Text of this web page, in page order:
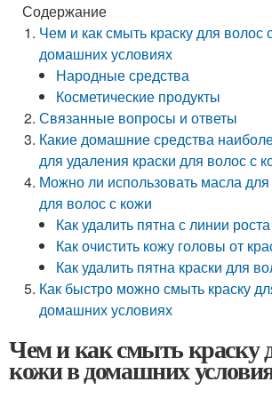
Содержание
Чем и как смыть краску для волос
домашних условиях
Народные средства
Косметические продукты
Связанные вопросы и ответы
Какие домашние средства
для удаления краски для волос с
Можно ли использовать масла для
для волос с кожи
Как удалить пятна с линии
Как очистить кожу головы от
Как удалить пятна краски для
Как быстро можно смыть краску
домашних условиях
Чем и как смыть краску
кожи в домашних